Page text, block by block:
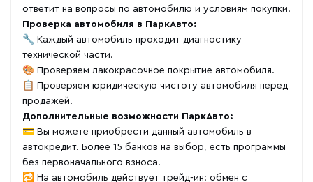
ответит на вопросы по автомобилю и условиям покупки.
Проверка автомобиля в ПаркАвто:
🔧 Каждый автомобиль проходит диагностику
технической части.
🎨 Проверяем лакокрасочное покрытие автомобиля.
📋 Проверяем юридическую чистоту автомобиля перед
продажей.
Дополнительные возможности ПаркАвто:
💳 Вы можете приобрести данный автомобиль в
автокредит. Более 15 банков на выбор, есть программы
без первоначального взноса.
🔁 На автомобиль действует трейд-ин: обмен с